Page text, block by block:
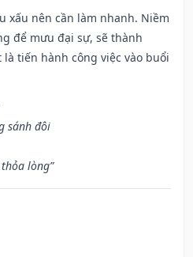
xấu nên cần làm nhanh. Niềm
để mưu đại sự, sẽ thành
tiến hành công việc vào buổi
sánh đôi
lòng”